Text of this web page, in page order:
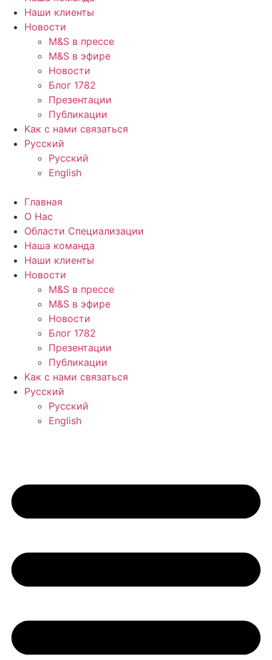
Наши клиенты
Новости
M&S в прессе
M&S в эфире
Новости
Блог 1782
Презентации
Публикации
Как с нами связаться
Русский
Русский
English
Главная
О Нас
Области Специализации
Наша команда
Наши клиенты
Новости
M&S в прессе
M&S в эфире
Новости
Блог 1782
Презентации
Публикации
Как с нами связаться
Русский
Русский
English